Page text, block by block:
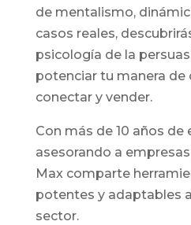
de mentalismo,
casos reales,
psicología de la
potenciar tu manera de
conectar y vender.
Con más de 10 años de
asesorando a
Max comparte
potentes y adaptables
sector.